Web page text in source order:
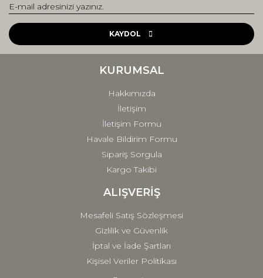
Ürün resmi kalitesiz, bozuk veya görüntülenemiyor.
Ürün açıklamasında eksik bilgiler bulunuyor.
Ürün fiyatı diğer sitelerden daha pahalı.
Gönder
KAYDOL
KURUMSAL
Hakkımızda
İletişim
İletişim Formu
Havale Bildirim Formu
Sipariş Sorgula
Kargo Takibi
ALIŞVERİŞ
Mesafeli Satış Sözleşmesi
Gizlilik ve Güvenlik
İptal ve İade Şartları
Kişisel Veriler Politikası